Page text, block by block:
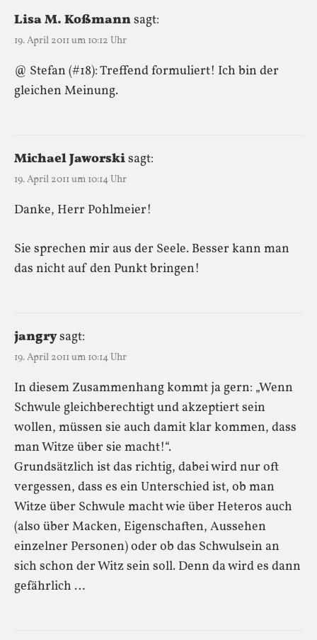
Lisa M. Koßmannsagt:
19. April 2011 um 10:12 Uhr
@ Stefan (#18): Treffend formuliert! Ich bin der
gleichen Meinung.
Michael Jaworskisagt:
19. April 2011 um 10:14 Uhr
Danke, Herr Pohlmeier!
Sie sprechen mir aus der Seele. Besser kann man
das nicht auf den Punkt bringen!
jangrysagt:
19. April 2011 um 10:14 Uhr
In diesem Zusammenhang kommt ja gern: „Wenn
Schwule gleichberechtigt und akzeptiert sein
wollen, müssen sie auch damit klar kommen, dass
man Witze über sie macht!“.
Grundsätzlich ist das richtig, dabei wird nur oft
vergessen, dass es ein Unterschied ist, ob man
Witze über Schwule macht wie über Heteros auch
(also über Macken, Eigenschaften, Aussehen
einzelner Personen) oder ob das Schwulsein an
sich schon der Witz sein soll. Denn da wird es dann
gefährlich …